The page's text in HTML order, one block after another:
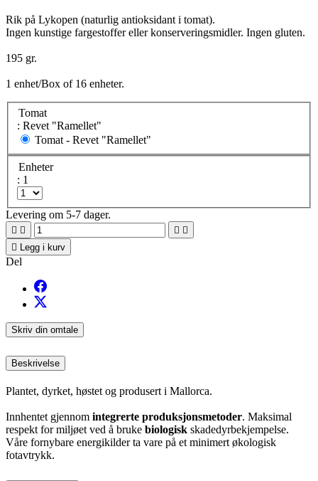
Rik på Lykopen (naturlig antioksidant i tomat).
Ingen kunstige fargestoffer eller konserveringsmidler. Ingen gluten.
195 gr.
1 enhet/Box of 16 enheter.
Tomat
: Revet "Ramellet"
Tomat - Revet "Ramellet"
Enheter
: 1
Levering om 5-7 dager.
   
 Legg i kurv
Del
Skriv din omtale
Beskrivelse
Plantet, dyrket, høstet og produsert i Mallorca.
Innhentet gjennom integrerte produksjonsmetoder. Maksimal
respekt for miljøet ved å bruke biologisk skadedyrbekjempelse.
Våre fornybare energikilder ta vare på et minimert økologisk
fotavtrykk.